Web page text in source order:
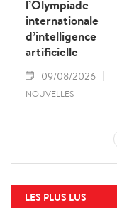
l’Olympiade
internationale
d’intelligence
artificielle
09/08/2026
NOUVELLES
LES PLUS LUS